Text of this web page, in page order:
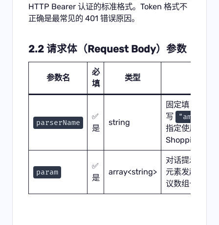
HTTP Bearer 认证的标准格式。Token 格式不
正确是最常见的 401 错误原因。
2.2 请求体（Request Body）参数
参数名
必
填
类型
parserName
✅
是
string
固定填
写
指定使用
Shopping 解
param
✅
是
array<string>
对话提示词数
元素发起一轮
议数组长度不